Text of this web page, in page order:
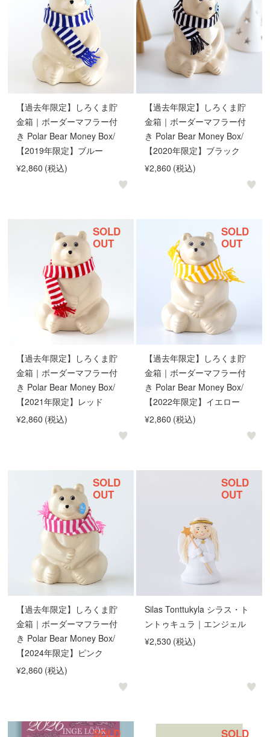
【過去年限定】しろくま貯
金箱｜ボーダーマフラー付
き Polar Bear Money Box/
【2019年限定】ブルー
¥2,860 (税込)
【過去年限定】しろくま貯
金箱｜ボーダーマフラー付
き Polar Bear Money Box/
【2020年限定】ブラック
¥2,860 (税込)
【過去年限定】しろくま貯
金箱｜ボーダーマフラー付
き Polar Bear Money Box/
【2021年限定】レッド
¥2,860 (税込)
SOLD
OUT
【過去年限定】しろくま貯
金箱｜ボーダーマフラー付
き Polar Bear Money Box/
【2022年限定】イエロー
¥2,860 (税込)
SOLD
OUT
【過去年限定】しろくま貯
金箱｜ボーダーマフラー付
き Polar Bear Money Box/
【2024年限定】ピンク
¥2,860 (税込)
SOLD
OUT
Silas Tonttukyla シラス・ト
ントゥキュラ｜エンジェル
¥2,530 (税込)
SOLD
OUT
SOLD SOLD